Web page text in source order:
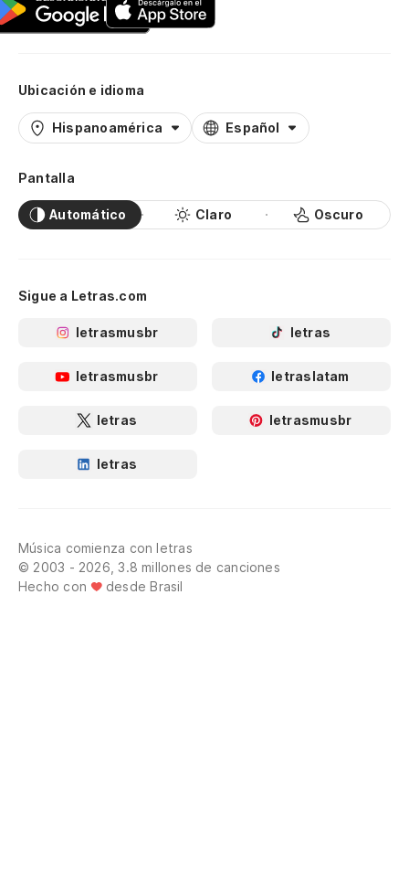
Ubicación e idioma
Hispanoamérica Español
Pantalla
Automático Claro Oscuro
Sigue a Letras.com
letrasmusbr letras
letrasmusbr letraslatam
letras letrasmusbr
letras
Música comienza con letras
© 2003 - 2026, 3.8 millones de canciones
Hecho con
desde Brasil